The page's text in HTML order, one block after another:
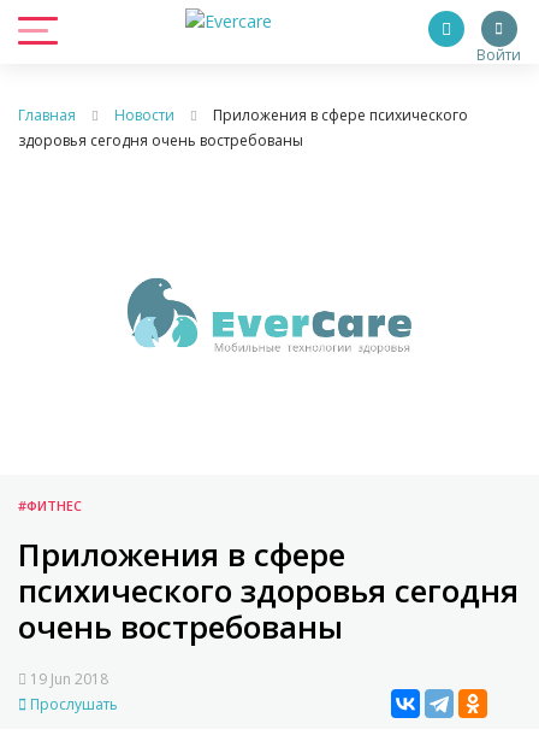
Войти
Главная Новости
Приложения в сфере психического
здоровья сегодня очень востребованы
#ФИТНЕС
Приложения в сфере
психического здоровья сегодня
очень востребованы
19 Jun 2018
Прослушать